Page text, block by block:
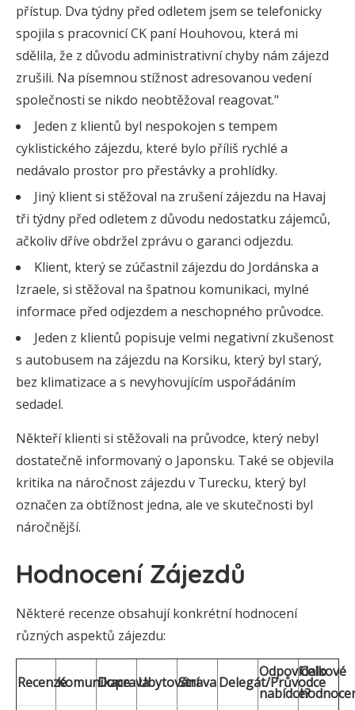
přístup. Dva týdny před odletem jsem se telefonicky
spojila s pracovnicí CK paní Houhovou, která mi
sdělila, že z důvodu administrativní chyby nám zájezd
zrušili. Na písemnou stížnost adresovanou vedení
společnosti se nikdo neobtěžoval reagovat."
Jeden z klientů byl nespokojen s tempem
cyklistického zájezdu, které bylo příliš rychlé a
nedávalo prostor pro přestávky a prohlídky.
Jiný klient si stěžoval na zrušení zájezdu na Havaj
tři týdny před odletem z důvodu nedostatku zájemců,
ačkoliv dříve obdržel zprávu o garanci odjezdu.
Klient, který se zúčastnil zájezdu do Jordánska a
Izraele, si stěžoval na špatnou komunikaci, mylné
informace před odjezdem a neschopného průvodce.
Jeden z klientů popisuje velmi negativní zkušenost
s autobusem na zájezdu na Korsiku, který byl starý,
bez klimatizace a s nevyhovujícím uspořádáním
sedadel.
Někteří klienti si stěžovali na průvodce, který nebyl
dostatečně informovaný o Japonsku. Také se objevila
kritika na náročnost zájezdu v Turecku, který byl
označen za obtížnost jedna, ale ve skutečnosti byl
náročnější.
Hodnocení Zájezdů
Některé recenze obsahují konkrétní hodnocení
různých aspektů zájezdu:
RecenzeKomunikace
DopravaUbytováníStravaDelegát/Průvodce
Odpovídalo
nabídce?
Celkové